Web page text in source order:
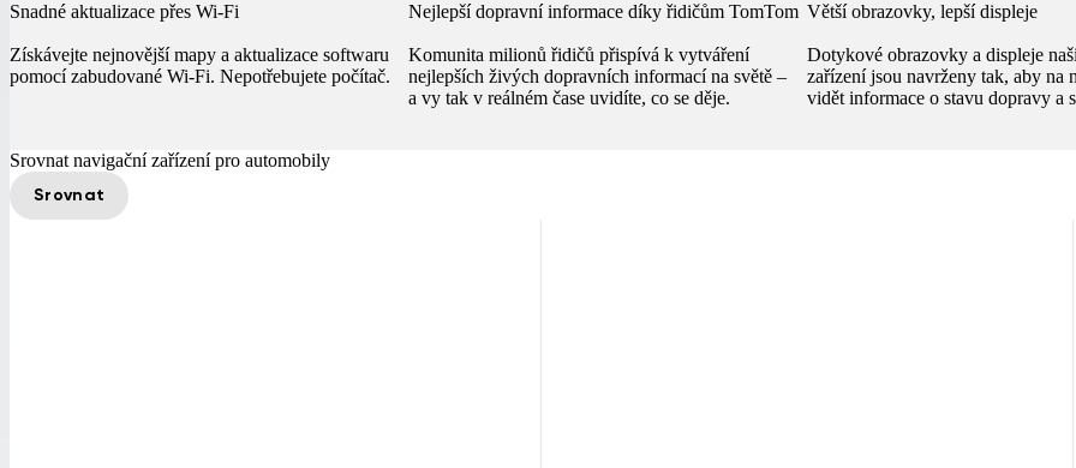
Snadné aktualizace přes Wi-Fi
Získávejte nejnovější mapy a aktualizace softwaru
pomocí zabudované Wi-Fi. Nepotřebujete počítač.
Nejlepší dopravní informace díky řidičům TomTom
Komunita milionů řidičů přispívá k vytváření
nejlepších živých dopravních informací na světě –
a vy tak v reálném čase uvidíte, co se děje.
Větší obrazovky, lepší displeje
Dotykové obrazovky a displeje
zařízení jsou navrženy tak, aby na
vidět informace o stavu dopravy a
Srovnat navigační zařízení pro automobily
Srovnat